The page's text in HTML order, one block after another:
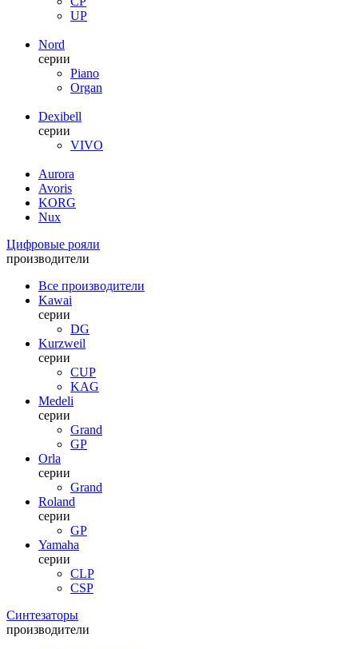
UP
Nord
серии
Piano
Organ
Dexibell
серии
VIVO
Aurora
Avoris
KORG
Nux
Цифровые рояли
производители
Все производители
Kawai
серии
DG
Kurzweil
серии
CUP
KAG
Medeli
серии
Grand
GP
Orla
серии
Grand
Roland
серии
GP
Yamaha
серии
CLP
CSP
Синтезаторы
производители